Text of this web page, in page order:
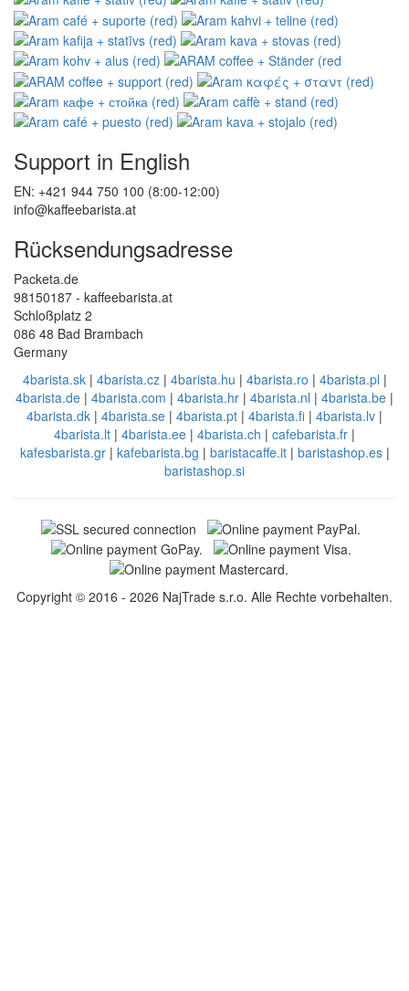
Support in English
EN: +421 944 750 100 (8:00-12:00)
info@kaffeebarista.at
Rücksendungsadresse
Packeta.de
98150187 - kaffeebarista.at
Schloßplatz 2
086 48 Bad Brambach
Germany
4barista.sk| 4barista.cz| 4barista.hu | 4barista.ro | 4barista.pl |
4barista.de | 4barista.com | 4barista.hr | 4barista.nl | 4barista.be |
4barista.dk | 4barista.se | 4barista.pt | 4barista.fi | 4barista.lv |
4barista.lt | 4barista.ee | 4barista.ch | cafebarista.fr |
kafesbarista.gr| kafebarista.bg | baristacaffe.it| baristashop.es|
baristashop.si
Copyright © 2016 - 2026 NajTrade s.r.o. Alle Rechte vorbehalten.